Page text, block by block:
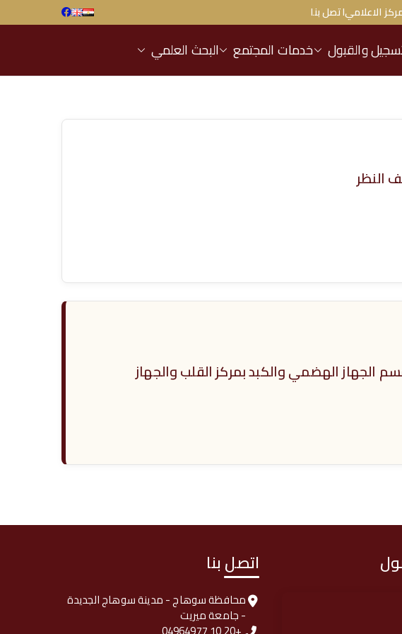
الاعلامياتصل بنا
والقبول خدمات المجتمع البحث العلمي
النظر
الجهاز الهضمي والكبد بمركز القلب والجهاز
اتصل بنا
محافظة سوهاج - مدينة سوهاج الجديدة
- جامعة ميريت